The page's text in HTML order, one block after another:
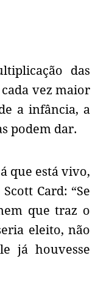
das
vez maior
a infância, a
podem dar.
que está vivo,
Card: “Se
que traz o
eleito, não
já houvesse